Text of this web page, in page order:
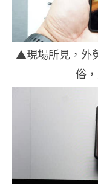
▲現場所見，外
俗